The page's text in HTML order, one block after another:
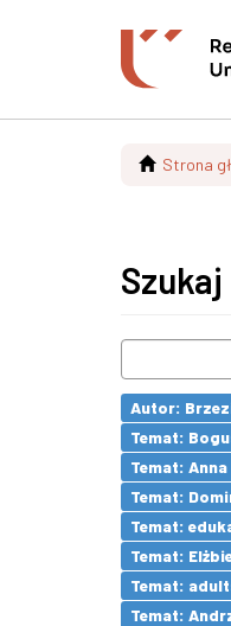
Strona
Szukaj
Autor:
Temat:
Temat:
Temat:
Temat:
Temat:
Temat:
Temat: